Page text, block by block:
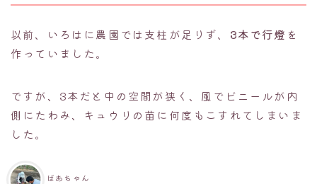
以前、いろはに農園では支柱が足りず、 3本で行燈 を
作っていました。
ですが、3本だと中の空間が狭く、風でビニールが内
側にたわみ、キュウリの苗に何度もこすれてしまいま
した。
ばあちゃん